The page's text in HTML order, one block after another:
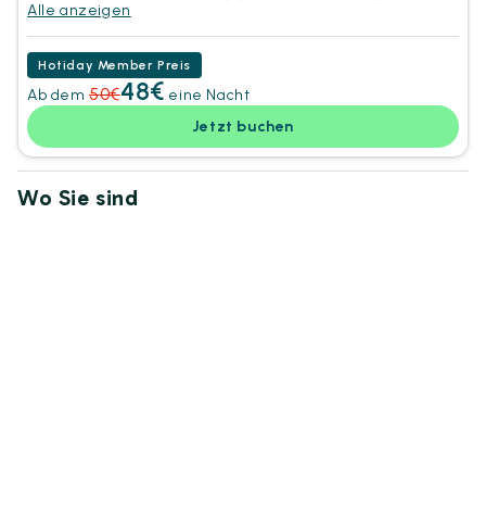
Alle anzeigen
Hotiday Member Preis
Ab dem 50€48€ eine Nacht
Jetzt buchen
Wo Sie sind